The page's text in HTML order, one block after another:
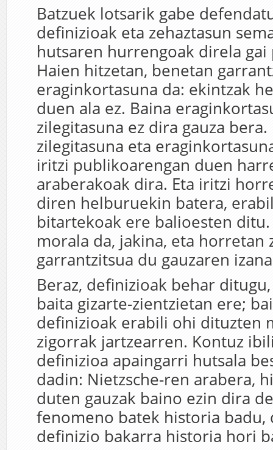
Batzuek lotsarik gabe
definizioak eta zehaztasun
hutsaren hurrengoak direla
Haien hitzetan, benetan
eraginkortasuna da: ekintzak
duen ala ez. Baina
zilegitasuna ez dira gauza
zilegitasuna eta
iritzi publikoarengan duen
araberakoak dira. Eta iritzi
diren helburuekin batera,
bitartekoak ere balioesten
morala da, jakina, eta horretan
garrantzitsua du gauzaren
Beraz, definizioak behar
baita gizarte-zientzietan ere;
definizioak erabili ohi dituzten
zigorrak jartzearren. Kontuz
definizioa apaingarri hutsala
dadin: Nietzsche-ren arabera,
duten gauzak baino ezin dira
fenomeno batek historia badu,
definizio bakarra historia hori